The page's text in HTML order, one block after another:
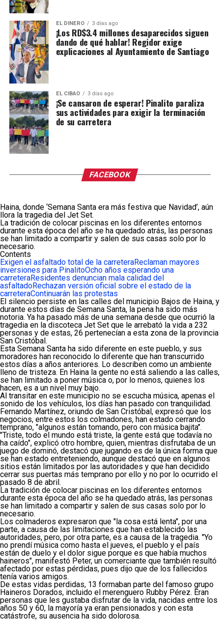
EL DINERO 3 días ago
¡Los RD$3.4 millones desaparecidos siguen
dando de qué hablar! Regidor exige
explicaciones al Ayuntamiento de Santiago
EL CIBAO 3 días ago
¡Se cansaron de esperar! Pinalito paraliza
sus actividades para exigir la terminación
de su carretera
FACEBOOK
Haina, donde ‘Semana Santa era más festiva que Navidad’, aún
llora la tragedia del Jet Set.
La tradición de colocar piscinas en los diferentes entornos
durante esta época del año se ha quedado atrás, las personas
se han limitado a compartir y salen de sus casas solo por lo
necesario.
Contents
Exigen el asfaltado total de la carreteraReclaman mayores
inversiones para PinalitoOcho años esperando una
carreteraResidentes denuncian mala calidad del
asfaltadoRechazan versión oficial sobre el estado de la
carreteraContinuarán las protestas
El silencio persiste en las calles del municipio Bajos de Haina, y
durante estos días de Semana Santa, la pena ha sido más
notoria. Ya ha pasado más de una semana desde que ocurrió la
tragedia en la discoteca Jet Set que le arrebató la vida a 232
personas y de estas, 26 pertenecían a esta zona de la provincia
San Cristóbal.
Esta Semana Santa ha sido diferente en este pueblo, y sus
moradores han reconocido lo diferente que han transcurrido
estos días a años anteriores. Lo describen como un ambiente
lleno de tristeza. En Haina la gente no está saliendo a las calles,
se han limitado a poner música o, por lo menos, quienes los
hacen, es a un nivel muy bajo.
Al transitar en este municipio no se escucha música, apenas el
sonido de los vehículos, los días han pasado con tranquilidad.
Fernando Martínez, oriundo de San Cristóbal, expresó que los
negocios, entre estos los colmadones, han estado cerrando
temprano, "algunos están tomando, pero con música bajita".
"Triste, todo el mundo está triste, la gente está que todavía no
ha caído", explicó otro hombre, quien, mientras disfrutaba de un
juego de dominó, destacó que jugando es de la única forma que
se han estado entreteniendo, aunque destacó que en algunos
sitios están limitados por las autoridades y que han decidido
cerrar sus puertas más temprano por ello y no por lo ocurrido el
pasado 8 de abril.
La tradición de colocar piscinas en los diferentes entornos
durante esta época del año se ha quedado atrás, las personas
se han limitado a compartir y salen de sus casas solo por lo
necesario.
Los colmaderos expresaron que "la cosa está lenta", por una
parte, a causa de las limitaciones que han establecido las
autoridades, pero, por otra parte, es a causa de la tragedia. "Yo
no prendí música como hasta el jueves, el pueblo y el país
están de duelo y el dolor sigue porque es que había muchos
haineros", manifestó Peter, un comerciante que también resultó
afectado por estas pérdidas, pues dijo que de los fallecidos
tenía varios amigos.
De estas vidas perdidas, 13 formaban parte del famoso grupo
Haineros Dorados, incluido el merenguero Rubby Pérez. Eran
personas que les gustaba disfrutar de la vida, nacidas entre los
años 50 y 60, la mayoría ya eran pensionados y con esta
catástrofe, su ausencia ha sido dolorosa.